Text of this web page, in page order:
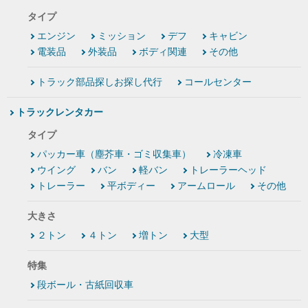
タイプ
エンジン
ミッション デフ
キャビン
電装品
外装品 ボディ関連 その他
トラック部品探しお探し代行 コールセンター
トラックレンタカー
タイプ
パッカー車（塵芥車・ゴミ収集車）
冷凍車
ウイング
バン 軽バン
トレーラーヘッド
トレーラー
平ボディー アームロール その他
大きさ
２トン
４トン 増トン 大型
特集
段ボール・古紙回収車